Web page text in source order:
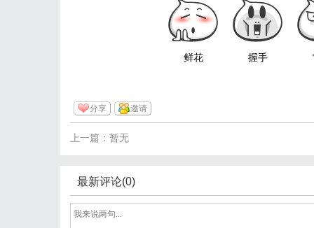
鲜花 握手
分享 邀请
上一篇：暂无
最新评论(0)